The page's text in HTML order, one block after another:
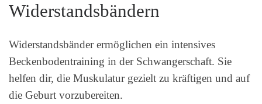
Widerstandsbändern
Widerstandsbänder ermöglichen ein intensives
Beckenbodentraining in der Schwangerschaft. Sie
helfen dir, die Muskulatur gezielt zu kräftigen und auf
die Geburt vorzubereiten.